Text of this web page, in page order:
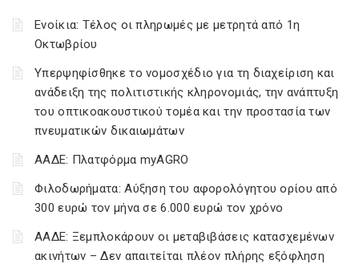
Ενοίκια: Τέλος οι πληρωμές με μετρητά από 1η
Οκτωβρίου
Υπερψηφίσθηκε το νομοσχέδιο για τη διαχείριση και
ανάδειξη της πολιτιστικής κληρονομιάς, την ανάπτυξη
του οπτικοακουστικού τομέα και την προστασία των
πνευματικών δικαιωμάτων
ΑΑΔΕ: Πλατφόρμα myAGRO
Φιλοδωρήματα: Αύξηση του αφορολόγητου ορίου από
300 ευρώ τον μήνα σε 6.000 ευρώ τον χρόνο
ΑΑΔΕ: Ξεμπλοκάρουν οι μεταβιβάσεις κατασχεμένων
ακινήτων – Δεν απαιτείται πλέον πλήρης εξόφληση